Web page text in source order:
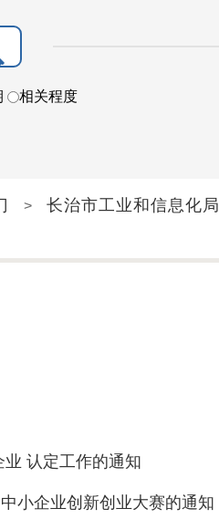
相关程度
> 长治市工业和信息化局
认定工作的通知
小企业创新创业大赛的通知